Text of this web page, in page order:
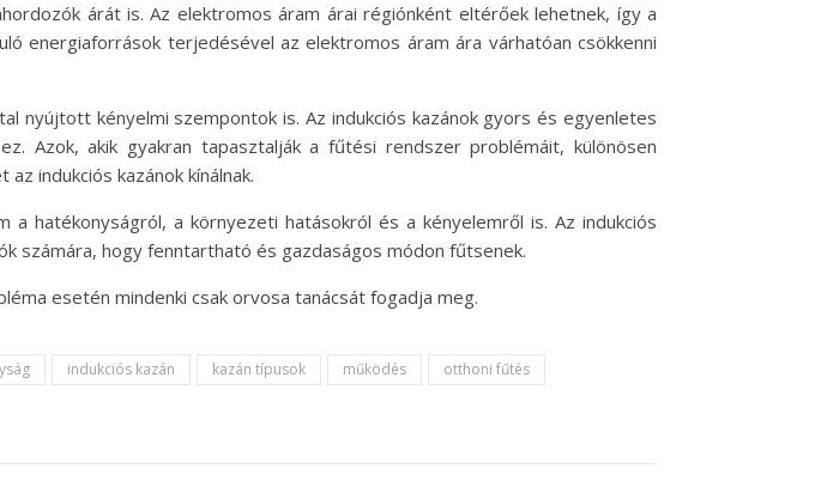
árát is. Az elektromos áram árai régiónként eltérőek lehetnek, így a
energiaforrások terjedésével az elektromos áram ára várhatóan csökkenni
nyújtott kényelmi szempontok is. Az indukciós kazánok gyors és egyenletes
Azok, akik gyakran tapasztalják a fűtési rendszer problémáit, különösen
indukciós kazánok kínálnak.
hatékonyságról, a környezeti hatásokról és a kényelemről is. Az indukciós
számára, hogy fenntartható és gazdaságos módon fűtsenek.
esetén mindenki csak orvosa tanácsát fogadja meg.
indukciós kazán kazán típusok működés
otthoni fűtés